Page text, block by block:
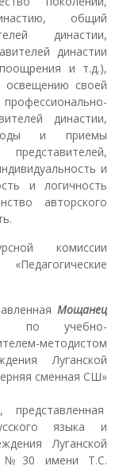
общий
династии,
династии
и т.д.),
освещению своей
династии,
и приемы
и
и логичность
авторского
комиссии
Мощанец
по учебно-
методистом
Луганской
сменная СШ»
языка и
Луганской
№30 имени Т.С.